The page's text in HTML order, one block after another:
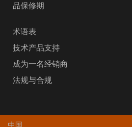
品保修期
术语表
技术产品支持
成为一名经销商
法规与合规
中国